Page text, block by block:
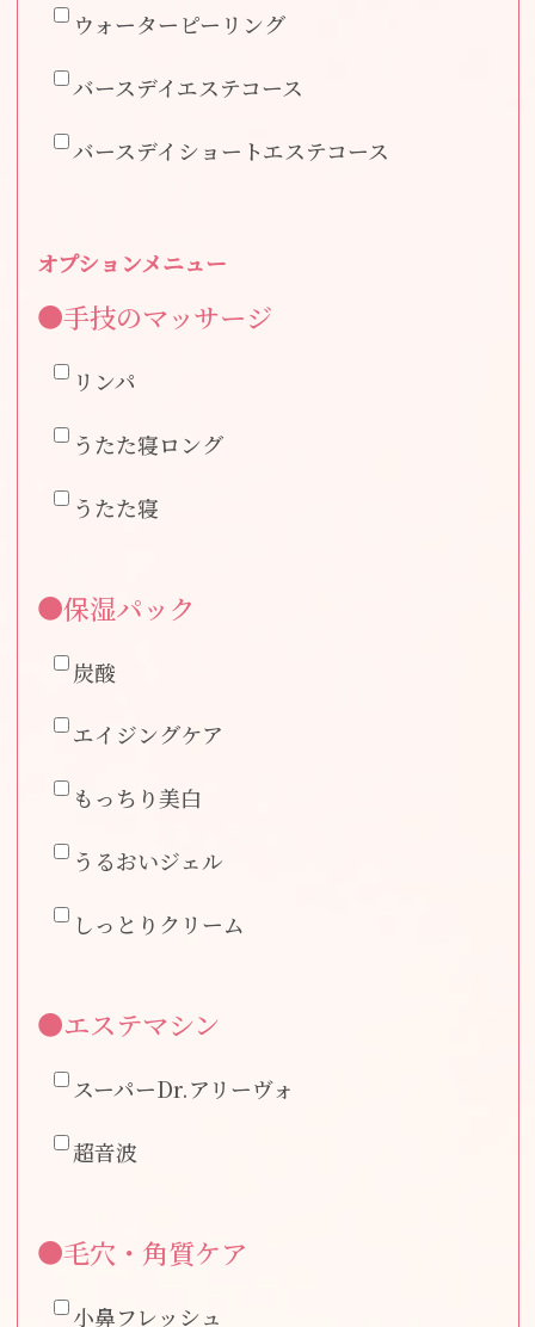
ウォーターピーリング
バースデイエステコース
バースデイショートエステコース
オプションメニュー
●手技のマッサージ
リンパ
うたた寝ロング
うたた寝
●保湿パック
炭酸
エイジングケア
もっちり美白
うるおいジェル
しっとりクリーム
●エステマシン
スーパーDr.アリーヴォ
超音波
●毛穴・角質ケア
小鼻フレッシュ